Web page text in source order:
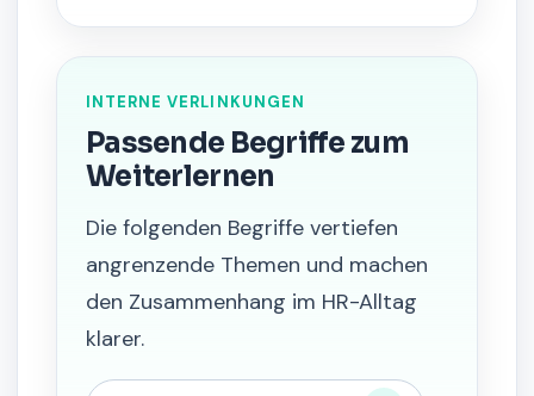
INTERNE VERLINKUNGEN
Passende Begriffe zum
Weiterlernen
Die folgenden Begriffe vertiefen
angrenzende Themen und machen
den Zusammenhang im HR-Alltag
klarer.